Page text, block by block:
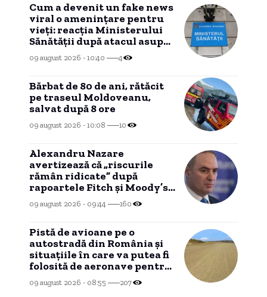
Cum a devenit un fake news
viral o amenințare pentru
vieți: reacția Ministerului
Sănătății după atacul asupra
ambulanței din Cluj
09 august 2026 - 10:40 4
Bărbat de 80 de ani, rătăcit
pe traseul Moldoveanu,
salvat după 8 ore
09 august 2026 - 10:08 10
Alexandru Nazare
avertizează că „riscurile
rămân ridicate” după
rapoartele Fitch și Moody’s:
„Nu a fost o perioadă simplă”
09 august 2026 - 09:44 160
Pistă de avioane pe o
autostradă din România și
situațiile în care va putea fi
folosită de aeronave pentru
aterizare.
09 august 2026 - 08:55 207